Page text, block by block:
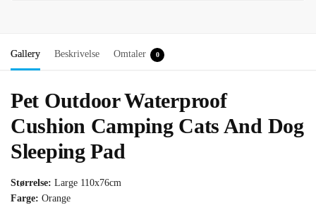
Gallery Beskrivelse Omtaler 0
Pet Outdoor Waterproof
Cushion Camping Cats And Dog
Sleeping Pad
Størrelse: Large 110x76cm
Farge: Orange